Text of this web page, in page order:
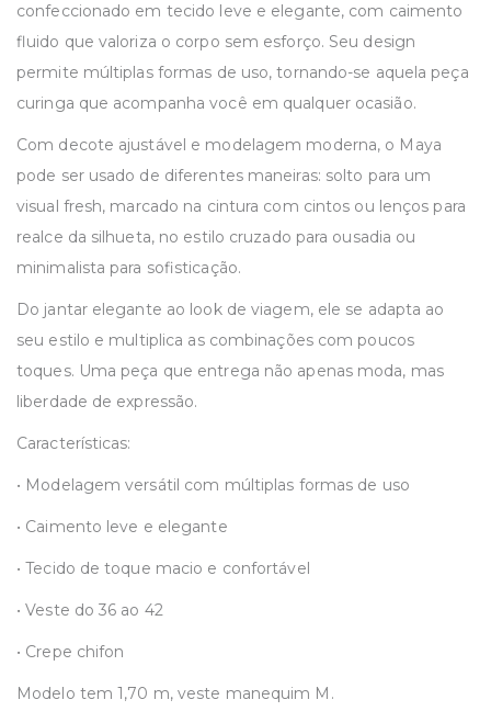
confeccionado em tecido leve e elegante, com caimento
fluido que valoriza o corpo sem esforço. Seu design
permite múltiplas formas de uso, tornando-se aquela peça
curinga que acompanha você em qualquer ocasião.
Com decote ajustável e modelagem moderna, o Maya
pode ser usado de diferentes maneiras: solto para um
visual fresh, marcado na cintura com cintos ou lenços para
realce da silhueta, no estilo cruzado para ousadia ou
minimalista para sofisticação.
Do jantar elegante ao look de viagem, ele se adapta ao
seu estilo e multiplica as combinações com poucos
toques. Uma peça que entrega não apenas moda, mas
liberdade de expressão.
Características:
• Modelagem versátil com múltiplas formas de uso
• Caimento leve e elegante
• Tecido de toque macio e confortável
• Veste do 36 ao 42
• Crepe chifon
Modelo tem 1,70 m, veste manequim M.